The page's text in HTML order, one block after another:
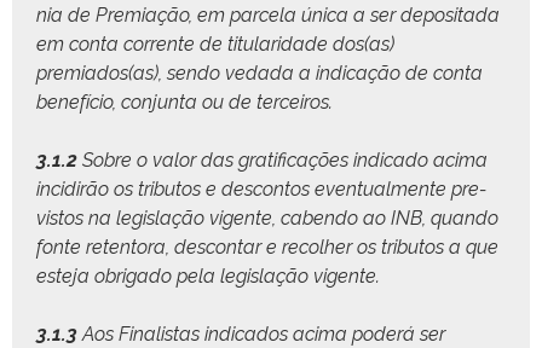
nia de Pre­mi­ação, em parcela úni­ca a ser deposi­ta­da
em con­ta cor­rente de tit­u­lar­i­dade dos(as)
premiados(as), sendo veda­da a indi­cação de con­ta
bene­fí­cio, con­jun­ta ou de terceiros.
3.1.2 Sobre o val­or das grat­i­fi­cações indi­ca­do aci­ma
incidirão os trib­u­tos e descon­tos even­tual­mente pre­
vis­tos na leg­is­lação vigente, caben­do ao INB, quan­do
fonte reten­to­ra, descon­tar e recol­her os trib­u­tos a que
este­ja obri­ga­do pela leg­is­lação vigente.
3.1.3Aos Final­is­tas indi­ca­dos aci­ma poderá ser